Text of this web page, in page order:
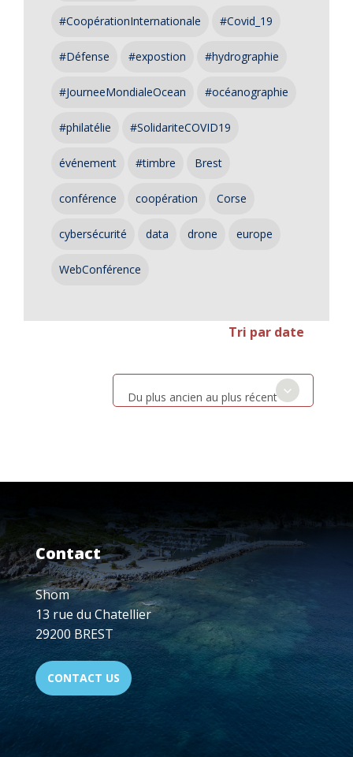
#CoopérationInternationale #Covid_19
#Défense #expostion #hydrographie
#JourneeMondialeOcean #océanographie
#philatélie #SolidariteCOVID19
événement #timbre Brest
conférence coopération Corse
cybersécurité data drone europe
WebConférence
Tri par date
Du plus ancien au plus récent
Contact
Shom
13 rue du Chatellier
29200 BREST
CONTACT US